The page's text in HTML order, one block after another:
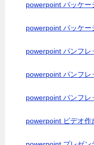
powerpoint パッケー
powerpoint パッケー
powerpoint パンフレ
powerpoint パンフレ
powerpoint パンフレ
powerpoint ビデオ作